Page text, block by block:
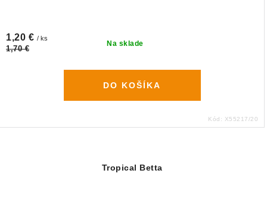
Na sklade
1,20 € / ks
1,70 €
DO KOŠÍKA
Kód: X55217/20
Tropical Betta